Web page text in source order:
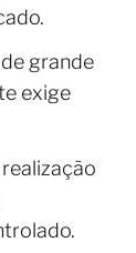
grande
exige
realização